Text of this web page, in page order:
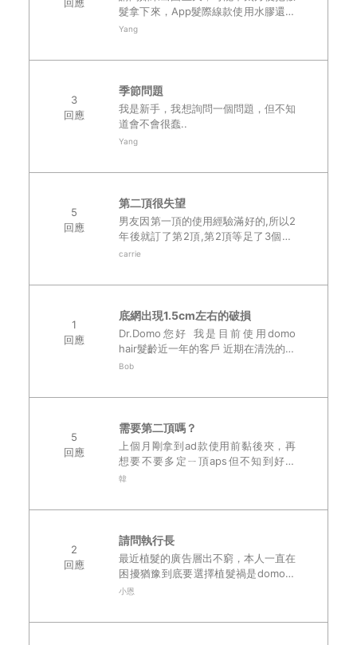
髮拿下來，App髮際線款使用水膠還是
蛋白膠哪個會比較持久呢？..
Yang
3
回應
季節問題
我是新手，我想詢問一個問題，但不知
道會不會很蠢..
Yang
5
回應
第二頂很失望
男友因第一頂的使用經驗滿好的,所以2
年後就訂了第2頂,第2頂等足了3個月,
來的時候髮量只有第一頂的2/3不到,只
carrie
1
回應
底網出現1.5cm左右的破損
Dr.Domo您好 我是目前使用domo
hair髮齡近一年的客戶 近期在清洗的時
候發現出現近1.5公分的小面積破損 不
Bob
5
回應
需要第二頂嗎？
上個月剛拿到ad款使用前黏後夾，再
想要不要多定ㄧ頂aps但不知到好不
好？ 能請用aps的給我建議嗎..
韓
2
回應
請問執行長
最近植髮的廣告層出不窮，本人一直在
困擾猶豫到底要選擇植髮禍是domo，
可以請大家替我分析好壞嗎，謝謝..
小恩